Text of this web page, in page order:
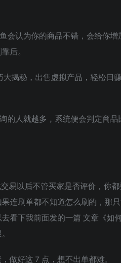
会认为你的商品不错，会给你
后。
的人就越多，系统便会判定商
易以后不管买家是否评价，你
连刷单都不知道怎么刷的，那
看下我前面发的一篇 文章《如
做好这 7 点，想不出单都难。